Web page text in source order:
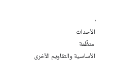
الفعاليات
أنواع الأحداث
جهات منظِّمة
التقاويم الأساسية والتقاويم الأخرى